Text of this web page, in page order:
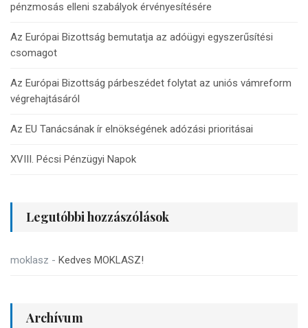
pénzmosás elleni szabályok érvényesítésére
Az Európai Bizottság bemutatja az adóügyi egyszerűsítési
csomagot
Az Európai Bizottság párbeszédet folytat az uniós vámreform
végrehajtásáról
Az EU Tanácsának ír elnökségének adózási prioritásai
XVIII. Pécsi Pénzügyi Napok
Legutóbbi hozzászólások
moklasz - Kedves MOKLASZ!
Archívum